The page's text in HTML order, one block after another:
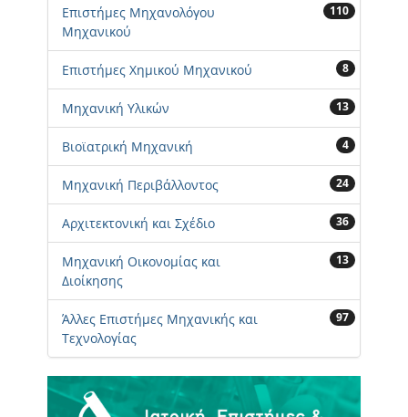
Επιστήμες Μηχανολόγου
Μηχανικού
110
Επιστήμες Χημικού Μηχανικού 8
Μηχανική Υλικών 13
Βιοϊατρική Μηχανική 4
Μηχανική Περιβάλλοντος 24
Αρχιτεκτονική και Σχέδιο 36
Μηχανική Οικονομίας και
Διοίκησης
13
Άλλες Επιστήμες Μηχανικής και
Τεχνολογίας
97